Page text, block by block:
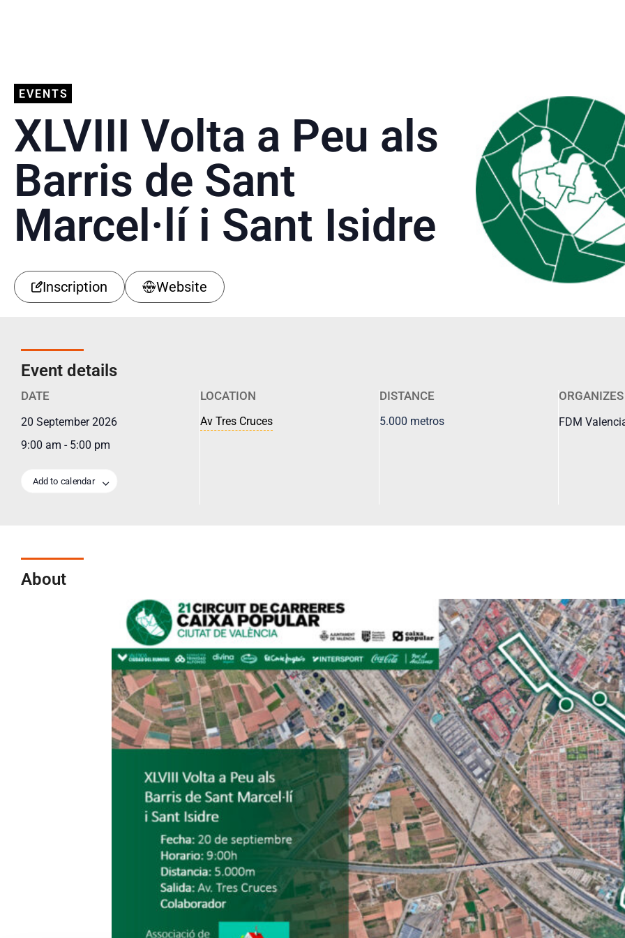
EVENTS
XLVIII Volta a Peu als
Barris de Sant
Marcel·lí i Sant Isidre
Inscription Website
Event details
DATE
20 September 2026
9:00 am - 5:00 pm
Add to calendar
LOCATION
Av Tres Cruces
DISTANCE
5.000 metros
ORGANIZES
FDM
About